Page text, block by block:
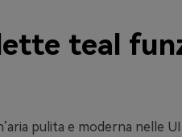
teal
pulita e moderna nelle